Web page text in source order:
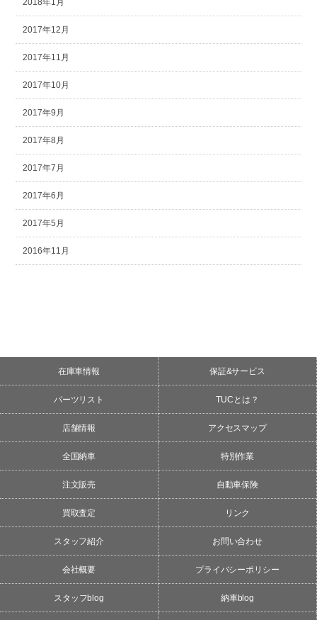
2018年1月
2017年12月
2017年11月
2017年10月
2017年9月
2017年8月
2017年7月
2017年6月
2017年5月
2016年11月
在庫車情報 保証&サービス
パーツリスト TUCとは？
店舗情報 アクセスマップ
全国納車 特別作業
注文販売 自動車保険
買取査定 リンク
スタッフ紹介 お問い合わせ
会社概要 プライバシーポリシー
スタッフblog 納車blog